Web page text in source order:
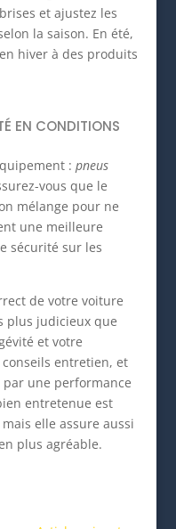
et ajustez les
la saison. En été,
hiver à des produits
EN CONDITIONS
: pneus
vous que le
mélange pour ne
une meilleure
sécurité sur les
de votre voiture
plus judicieux que
et votre
entretien, et
une performance
entretenue est
elle assure aussi
plus agréable.